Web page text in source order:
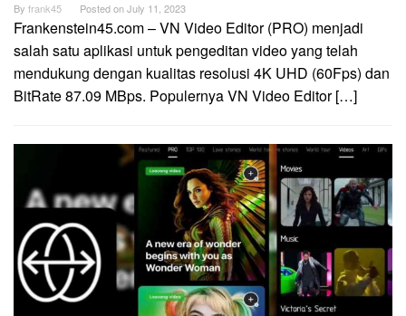
By frank45 Posted onJuly 11, 2023
Frankenstein45.com – VN Video Editor (PRO) menjadi
salah satu aplikasi untuk pengeditan video yang telah
mendukung dengan kualitas resolusi 4K UHD (60Fps) dan
BitRate 87.09 MBps. Populernya VN Video Editor […]